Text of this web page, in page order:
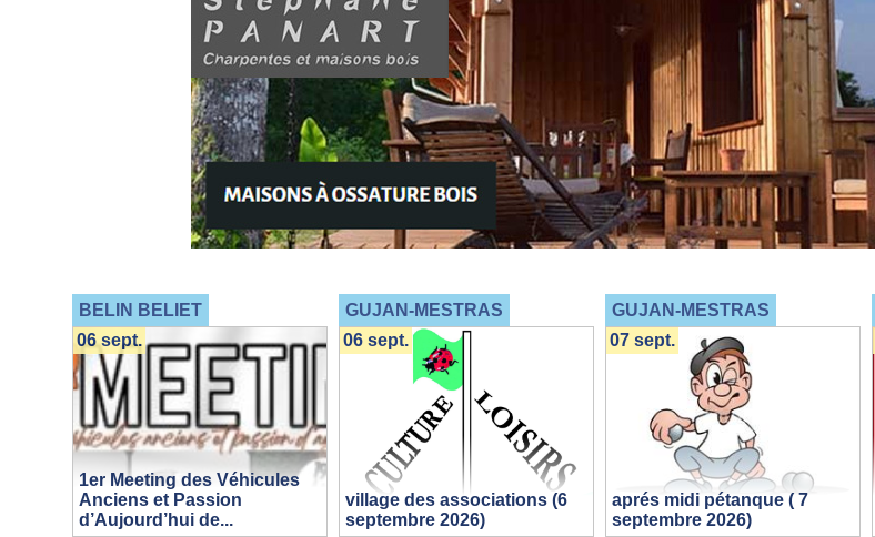
BELIN BELIET
1er Meeting des Véhicules
Anciens et Passion
d’Aujourd’hui de...
06 sept.
GUJAN-MESTRAS
village des associations (6
septembre 2026)
06 sept.
GUJAN-MESTRAS
aprés midi pétanque ( 7
septembre 2026)
07 sept.